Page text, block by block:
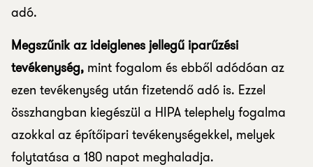
adó.
Megszűnik az ideiglenes jellegű iparűzési
tevékenység, mint fogalom és ebből adódóan az
ezen tevékenység után fizetendő adó is. Ezzel
összhangban kiegészül a HIPA telephely fogalma
azokkal az építőipari tevékenységekkel, melyek
folytatása a 180 napot meghaladja.